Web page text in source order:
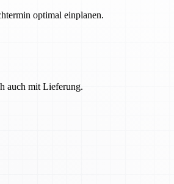
optimal einplanen.
auch mit Lieferung.